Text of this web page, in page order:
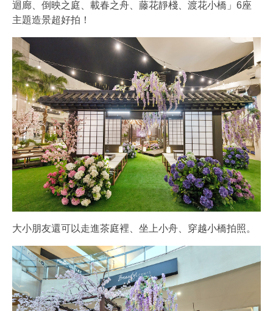
迴廊、倒映之庭、載春之舟、藤花靜棧、渡花小橋」6座
主題造景超好拍！
大小朋友還可以走進茶庭裡、坐上小舟、穿越小橋拍照。